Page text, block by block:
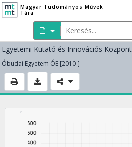
Magyar Tudományos Művek
Tára
Egyetemi Kutató és Innovációs Központ
Óbudai Egyetem ÓE [2010-]